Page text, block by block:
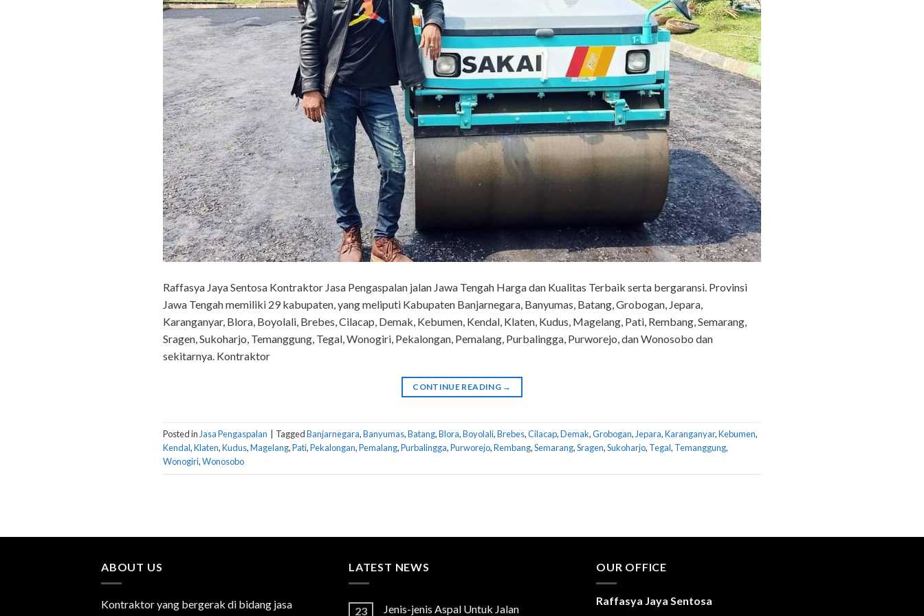
Raffasya Jaya Sentosa Kontraktor Jasa Pengaspalan jalan Jawa Tengah Harga dan Kualitas Terbaik serta bergaransi. Provinsi
Jawa Tengah memiliki 29 kabupaten, yang meliputi Kabupaten Banjarnegara, Banyumas, Batang, Grobogan, Jepara,
Karanganyar, Blora, Boyolali, Brebes, Cilacap, Demak, Kebumen, Kendal, Klaten, Kudus, Magelang, Pati, Rembang, Semarang,
Sragen, Sukoharjo, Temanggung, Tegal, Wonogiri, Pekalongan, Pemalang, Purbalingga, Purworejo, dan Wonosobo dan
sekitarnya. Kontraktor
CONTINUE READING →
Posted in Jasa Pengaspalan TaggedBanjarnegara,Banyumas,Batang,Blora,Boyolali,Brebes,Cilacap,Demak,Grobogan, Jepara,Karanganyar,Kebumen,
Kendal,Klaten,Kudus,Magelang,Pati,Pekalongan,Pemalang,Purbalingga,Purworejo,Rembang,Semarang,Sragen,Sukoharjo, Tegal, Temanggung,
Wonogiri,Wonosobo
ABOUT US
Kontraktor yang bergerak di bidang jasa
LATEST NEWS
23 Jenis-jenis Aspal Untuk Jalan
OUR OFFICE
Raffasya Jaya Sentosa